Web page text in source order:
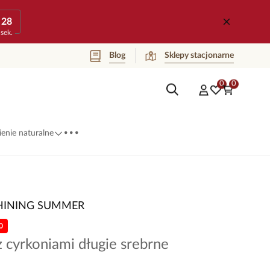
28
sek.
Blog Sklepy stacjonarne
0 0
naturalne ...
SUMMER
cyrkoniami długie srebrne